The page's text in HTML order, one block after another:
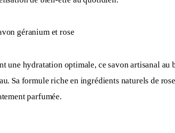
géranium et rose
une hydratation optimale, ce savon artisanal au
Sa formule riche en ingrédients naturels de
parfumée.